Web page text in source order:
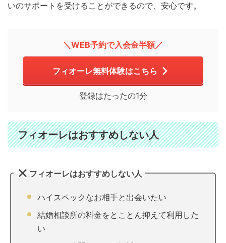
いのサポートを受けることができるので、安心です。
＼WEB予約で入会金半額／
フィオーレ無料体験はこちら
登録はたったの1分
フィオーレはおすすめしない人
フィオーレはおすすめしない人
ハイスペックなお相手と出会いたい
結婚相談所の料金をとことん抑えて利用した
い